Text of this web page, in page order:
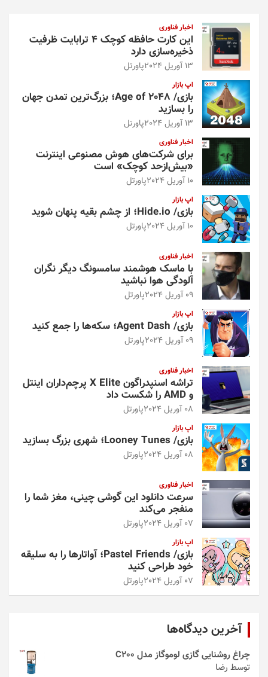
اخبار فناوری
این کارت حافظه کوچک ۴ ترابایت ظرفیت
ذخیره‌سازی دارد
13 آوریل 2024 پاورتل
اپ بازار
بازی/ Age of 2048؛ بزرگ‌ترین تمدن جهان
را بسازید
13 آوریل 2024 پاورتل
اخبار فناوری
برای شرکت‌های هوش مصنوعی اینترنت
«بیش‌از‌حد کوچک» است
10 آوریل 2024 پاورتل
اپ بازار
بازی/ Hide.io؛ از چشم بقیه پنهان شوید
10 آوریل 2024 پاورتل
اخبار فناوری
با ماسک هوشمند سامسونگ دیگر نگران
آلودگی هوا نباشید
09 آوریل 2024 پاورتل
اپ بازار
بازی/ Agent Dash؛ سکه‌ها را جمع کنید
09 آوریل 2024 پاورتل
اخبار فناوری
تراشه اسنپدراگون X Elite پرچم‌داران اینتل
و AMD را شکست داد
08 آوریل 2024 پاورتل
اپ بازار
بازی/ Looney Tunes؛ شهری بزرگ بسازید
08 آوریل 2024 پاورتل
اخبار فناوری
سرعت دانلود این گوشی چینی، مغز شما را
منفجر می‌کند
07 آوریل 2024 پاورتل
اپ بازار
بازی/ Pastel Friends؛ آواتارها را به سلیقه
خود طراحی کنید
07 آوریل 2024 پاورتل
آخرین دیدگاه‌ها
چراغ روشنایی گازی لوموگاز مدل C200
توسط رضا